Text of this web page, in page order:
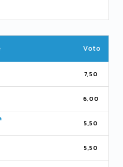
Voto
7,50
6,00
5,50
5,50